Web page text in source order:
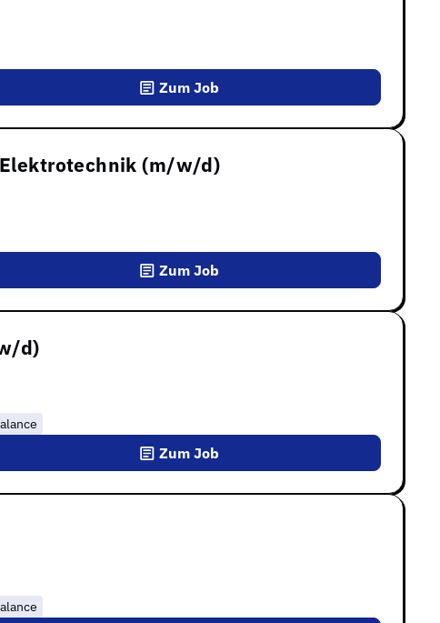
Zum Job
(m/w/d)
Zum Job
d)
Zum Job